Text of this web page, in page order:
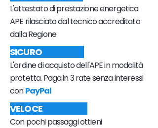
L'attestato di prestazione energetica
APE rilasciato dal tecnico accreditato
dalla Regione
SICURO
L'ordine di acquisto dell'APE in modalità
protetta. Paga in 3 rate senza interessi
conPayPal
VELOCE
Con pochi passaggi ottieni